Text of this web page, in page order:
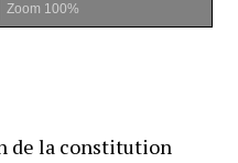
Zoom 100%
de la constitution